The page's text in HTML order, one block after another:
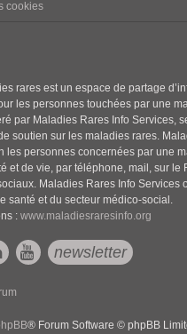
cookies
rares est un espace de partage
les personnes touchées par une
par Maladies Rares Info Services,
soutien sur les maladies rares.
les personnes concernées par une
et de vie, par téléphone, mail, sur le
Maladies Rares Info Services
santé et du secteur médico-social.
: www.maladiesraresinfo.org
newsletter
® Forum Software © phpBB